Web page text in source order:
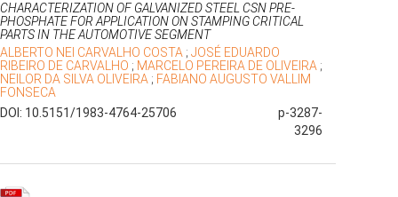
CHARACTERIZATION OF GALVANIZED STEEL CSN PRE-
PHOSPHATE FOR APPLICATION ON STAMPING CRITICAL
PARTS IN THE AUTOMOTIVE SEGMENT
ALBERTO NEI CARVALHO COSTA ; JOSÉ EDUARDO
RIBEIRO DE CARVALHO ; MARCELO PEREIRA DE OLIVEIRA ;
NEILOR DA SILVA OLIVEIRA ; FABIANO AUGUSTO VALLIM
FONSECA
DOI: 10.5151/1983-4764-25706
p-3287-
3296